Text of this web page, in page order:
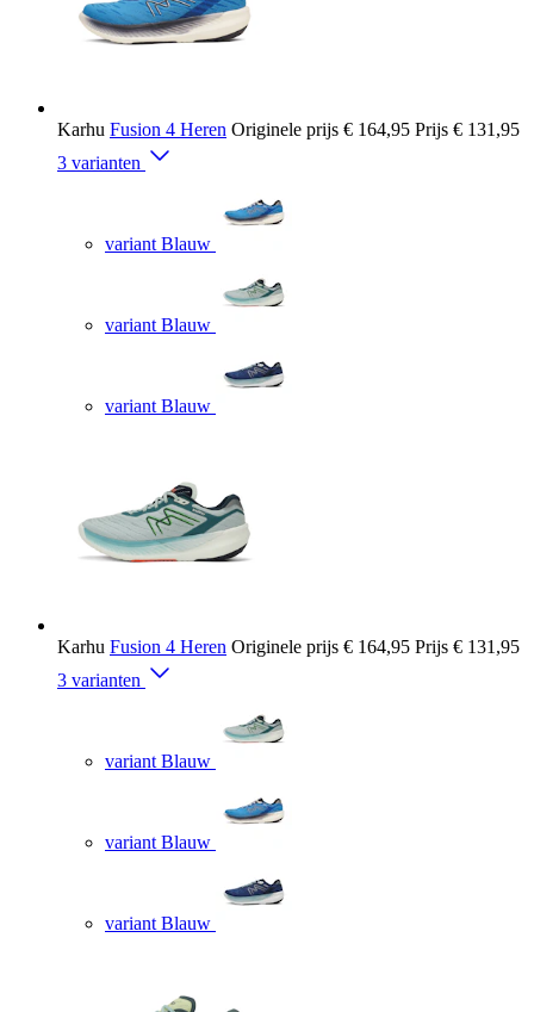
Karhu Fusion 4 Heren Originele prijs € 164,95 Prijs € 131,95
3 varianten
variant Blauw
variant Blauw
variant Blauw
Karhu Fusion 4 Heren Originele prijs € 164,95 Prijs € 131,95
3 varianten
variant Blauw
variant Blauw
variant Blauw